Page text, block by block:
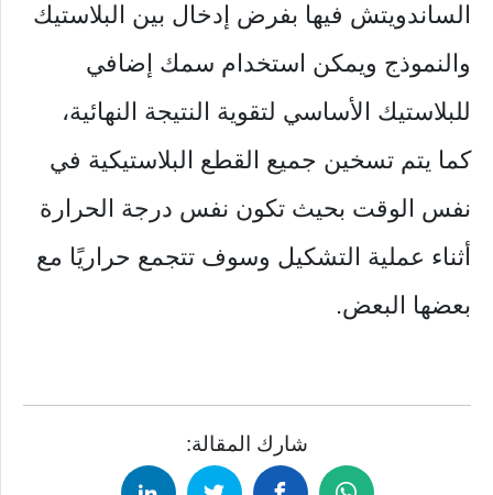
الساندويتش فيها بفرض إدخال بين البلاستيك
والنموذج ويمكن استخدام سمك إضافي
للبلاستيك الأساسي لتقوية النتيجة النهائية،
كما يتم تسخين جميع القطع البلاستيكية في
نفس الوقت بحيث تكون نفس درجة الحرارة
أثناء عملية التشكيل وسوف تتجمع حراريًا مع
بعضها البعض.
شارك المقالة: